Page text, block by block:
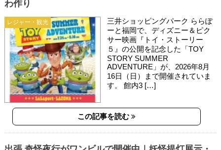
レジャー・観光
わ作り
三井ショッピングパーク ららぽ
ーと福岡で、ディズニー＆ピク
サー映画『トイ・ストーリー
５』の公開を記念した「TOY
STORY SUMMER
ADVENTURE」が、2026年8月
16日（日）まで開催されていま
す。 館内3 […]
この記事を読む